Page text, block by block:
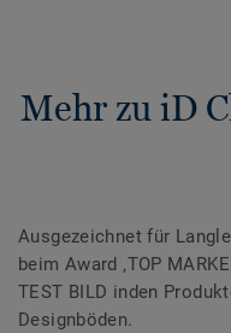
Mehr zu iD
Ausgezeichnet für
beim Award ‚TOP
TEST BILD inden
Designböden.